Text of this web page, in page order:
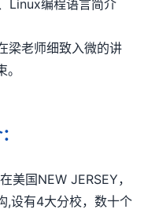
Linux编程语言简介
老师细致入微的讲
国NEW JERSEY，
,设有4大分校，数十个